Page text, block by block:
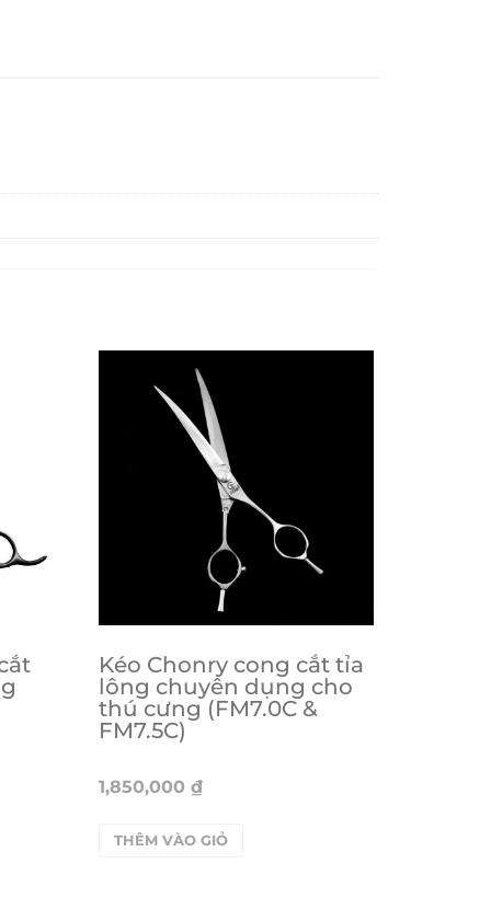
Kéo Chonry cong cắt tỉa
lông chuyên dụng cho
thú cưng (FM7.0C &
FM7.5C)
1,850,000₫
THÊM VÀO GIỎ